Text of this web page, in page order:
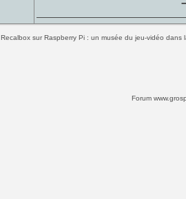
Recalbox sur Raspberry Pi : un musée du jeu-vidéo dans
Forum